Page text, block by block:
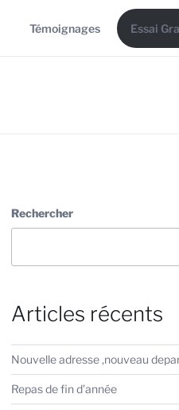
Témoignages Essai
Rechercher
Articles récents
Nouvelle adresse ,nouveau
Repas de fin d’année